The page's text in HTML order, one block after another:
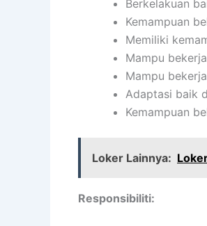
Berkelakuan
Kemampuan
Memiliki
Mampu
Mampu
Adaptasi baik
Kemampuan
Loker Lainnya:
Responsibiliti: